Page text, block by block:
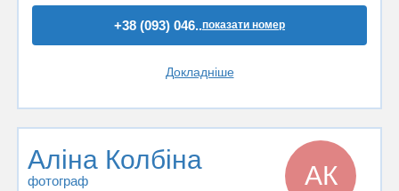
+38 (093) 046..показати номер
Докладніше
Аліна Колбіна
фотограф АК